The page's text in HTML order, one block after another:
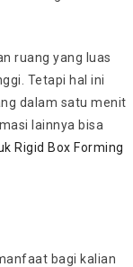
ruang yang luas
Tetapi hal ini
dalam satu menit
lainnya bisa
Rigid Box Forming
bagi kalian